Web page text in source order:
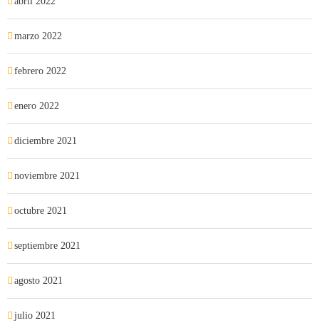
marzo 2022
febrero 2022
enero 2022
diciembre 2021
noviembre 2021
octubre 2021
septiembre 2021
agosto 2021
julio 2021